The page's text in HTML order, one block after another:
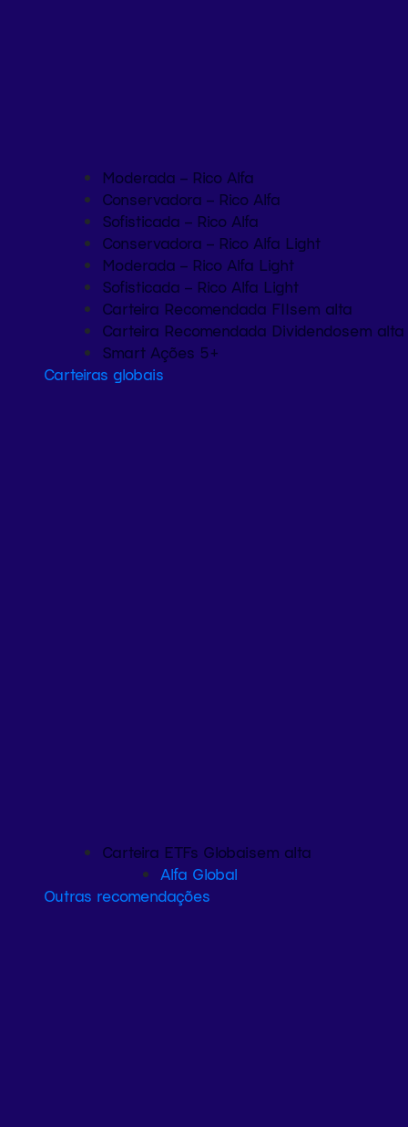
Moderada – Rico Alfa
Conservadora – Rico Alfa
Sofisticada – Rico Alfa
Conservadora – Rico Alfa Light
Moderada – Rico Alfa Light
Sofisticada – Rico Alfa Light
Carteira Recomendada FIIsem alta
Carteira Recomendada Dividendosem alta
Smart Ações 5+
Carteiras globais
Carteira ETFs Globaisem alta
Alfa Global
Outras recomendações